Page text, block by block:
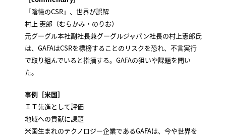
「陰徳のCSR」、世界が誤解
村上 憲郎（むらかみ・のりお）
元グーグル本社副社長兼グーグルジャパン社長の村上憲郎氏
は、GAFAはCSRを標榜することのリスクを恐れ、不言実行
で取り組んでいると指摘する。GAFAの狙いや課題を聞い
た。
事例［米国］
ＩＴ先進として評価
地域への貢献に課題
米国生まれのテクノロジー企業であるGAFAは、今や世界を